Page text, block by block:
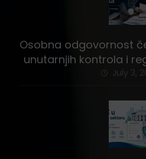
Osobna odgovornost
unutarnjih kontrola i
stvarJuly 3,